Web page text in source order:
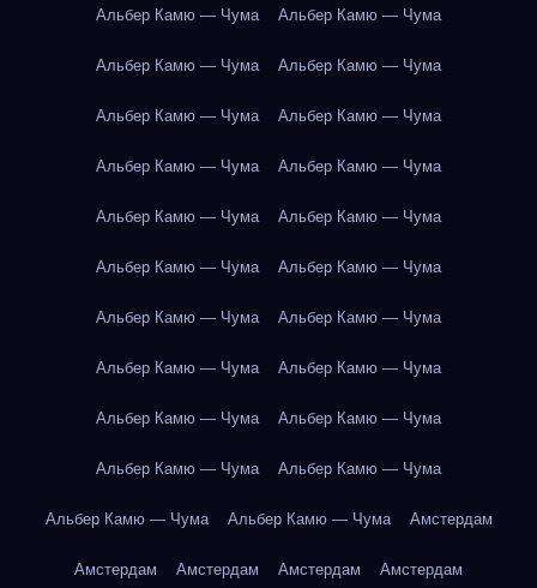
Альбер Камю — Чума Альбер Камю — Чума
Альбер Камю — Чума Альбер Камю — Чума
Альбер Камю — Чума Альбер Камю — Чума
Альбер Камю — Чума Альбер Камю — Чума
Альбер Камю — Чума Альбер Камю — Чума
Альбер Камю — Чума Альбер Камю — Чума
Альбер Камю — Чума Альбер Камю — Чума
Альбер Камю — Чума Альбер Камю — Чума
Альбер Камю — Чума Альбер Камю — Чума
Альбер Камю — Чума Альбер Камю — Чума
Альбер Камю — Чума Альбер Камю — Чума Амстердам
Амстердам Амстердам Амстердам Амстердам